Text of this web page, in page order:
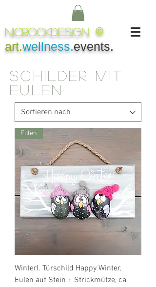
NICROCKDesign ©
art.wellness.events.
Schilder mit
Eulen
Eulen
Winterl. Türschild Happy Winter,
Eulen auf Stein + Strickmütze, ca